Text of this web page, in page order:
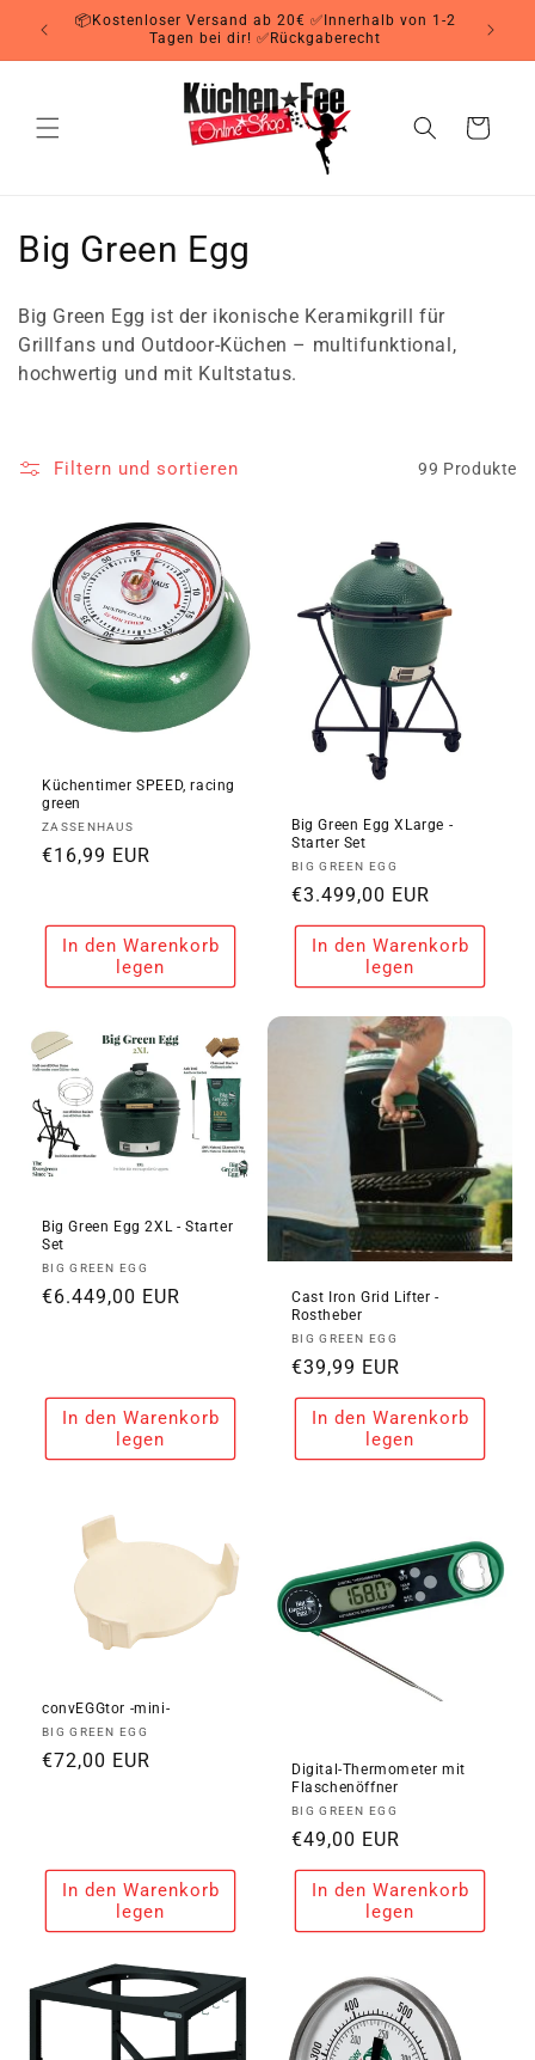
zum
📦Kostenloser Versand ab 20€ ✅Innerhalb von 1-2
Tagen bei dir! ✅Rückgaberecht
Warenkorb
K
t
e
o
e
Big Green Egg
Big Green Egg ist der ikonische Keramikgrill für
Grillfans und Outdoor-Küchen – multifunktional,
hochwertig und mit Kultstatus.
Filtern und sortieren 99 Produkte
Küchentimer SPEED, racing
green
Anbieter:
ZASSENHAUS
Normaler
€16,99 EUR
In den Warenkorb
legen
Big Green Egg XLarge -
Starter Set
Anbieter:
BIG GREEN EGG
Normaler
Preis
€3.499,00 EUR
In den Warenkorb
legen
Big Green Egg 2XL - Starter
Set
Anbieter:
BIG GREEN EGG
Normaler
€6.449,00 EUR
In den Warenkorb
legen
Cast Iron Grid Lifter -
Rostheber
Anbieter:
BIG GREEN EGG
Normaler
Preis
€39,99 EUR
In den Warenkorb
legen
convEGGtor -mini-
Anbieter:
BIG GREEN EGG
Normaler
€72,00 EUR
In den Warenkorb
legen
Digital-Thermometer mit
Flaschenöffner
Anbieter:
BIG GREEN EGG
Normaler
Preis
€49,00 EUR
In den Warenkorb
legen